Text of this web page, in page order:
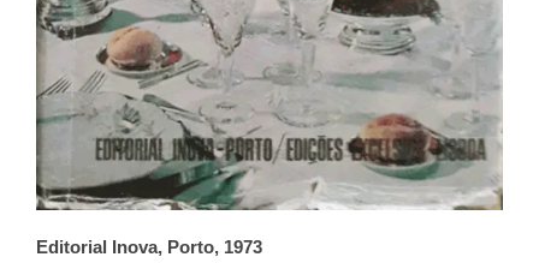
Editorial Inova, Porto, 1973